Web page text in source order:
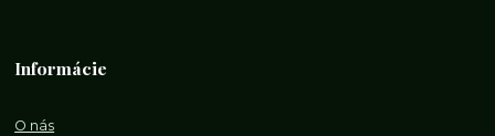
Informácie
O nás